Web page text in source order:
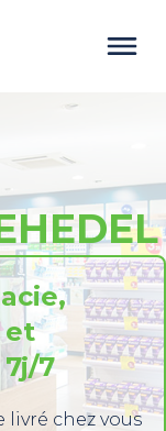
et
7
chez vous